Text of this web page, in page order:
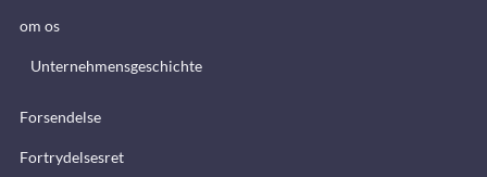
om os
Unternehmensgeschichte
Forsendelse
Fortrydelsesret